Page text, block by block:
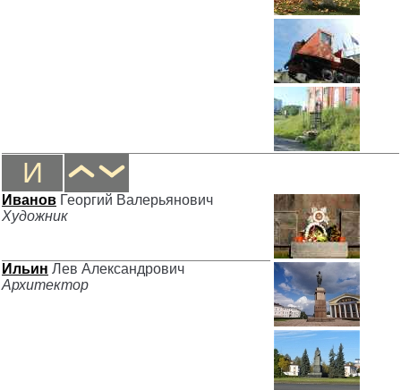
И
Иванов Георгий Валерьянович
Художник
Ильин Лев Александрович
Архитектор